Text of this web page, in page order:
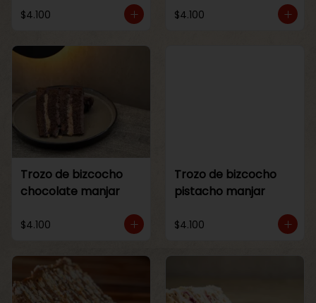
$4.100 $4.100
Trozo de bizcocho
chocolate manjar
$4.100
Trozo de bizcocho
pistacho manjar
$4.100